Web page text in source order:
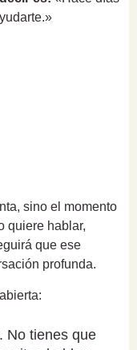
sino el momento
quiere hablar,
que ese
profunda.
No tienes que